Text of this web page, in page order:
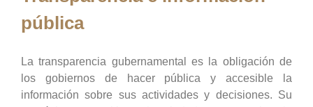
pública
La transparencia gubernamental es la obligación de
los gobiernos de hacer pública y accesible la
información sobre sus actividades y decisiones. Su